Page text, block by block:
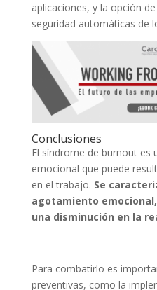
aplicaciones, y la opción
seguridad automáticas de
Conclusiones
El síndrome de burnout es
emocional que puede
en el trabajo. Se
agotamiento
una disminución en la
Para combatirlo es
preventivas, como la